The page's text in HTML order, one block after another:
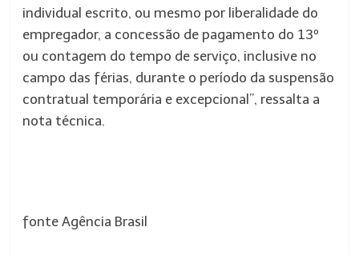
individual escrito, ou mesmo por liberalidade do
empregador, a concessão de pagamento do 13º
ou contagem do tempo de serviço, inclusive no
campo das férias, durante o período da suspensão
contratual temporária e excepcional”, ressalta a
nota técnica.
fonte Agência Brasil